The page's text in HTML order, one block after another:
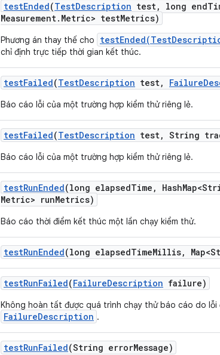
testEnded(TestDescription test, long end
Measurement. Metric> testMetrics)
Phương án thay thế cho
chỉ định trực tiếp thời gian kết thúc.
testFailed(TestDescription test, Failure
Báo cáo lỗi của một trường hợp kiểm thử riêng lẻ.
testFailed(TestDescription test, String
Báo cáo lỗi của một trường hợp kiểm thử riêng lẻ.
testRunEnded(long elapsedTime , Hash
Metric> runMetrics)
Báo cáo thời điểm kết thúc một lần chạy kiểm thử.
testRunEnded(long elapsedTimeMillis,
testRunFailed(FailureDescription failure)
Không hoàn tất được quá trình chạy thử báo cáo do lỗi
FailureDescription .
testRunFailed(String errorMessage)